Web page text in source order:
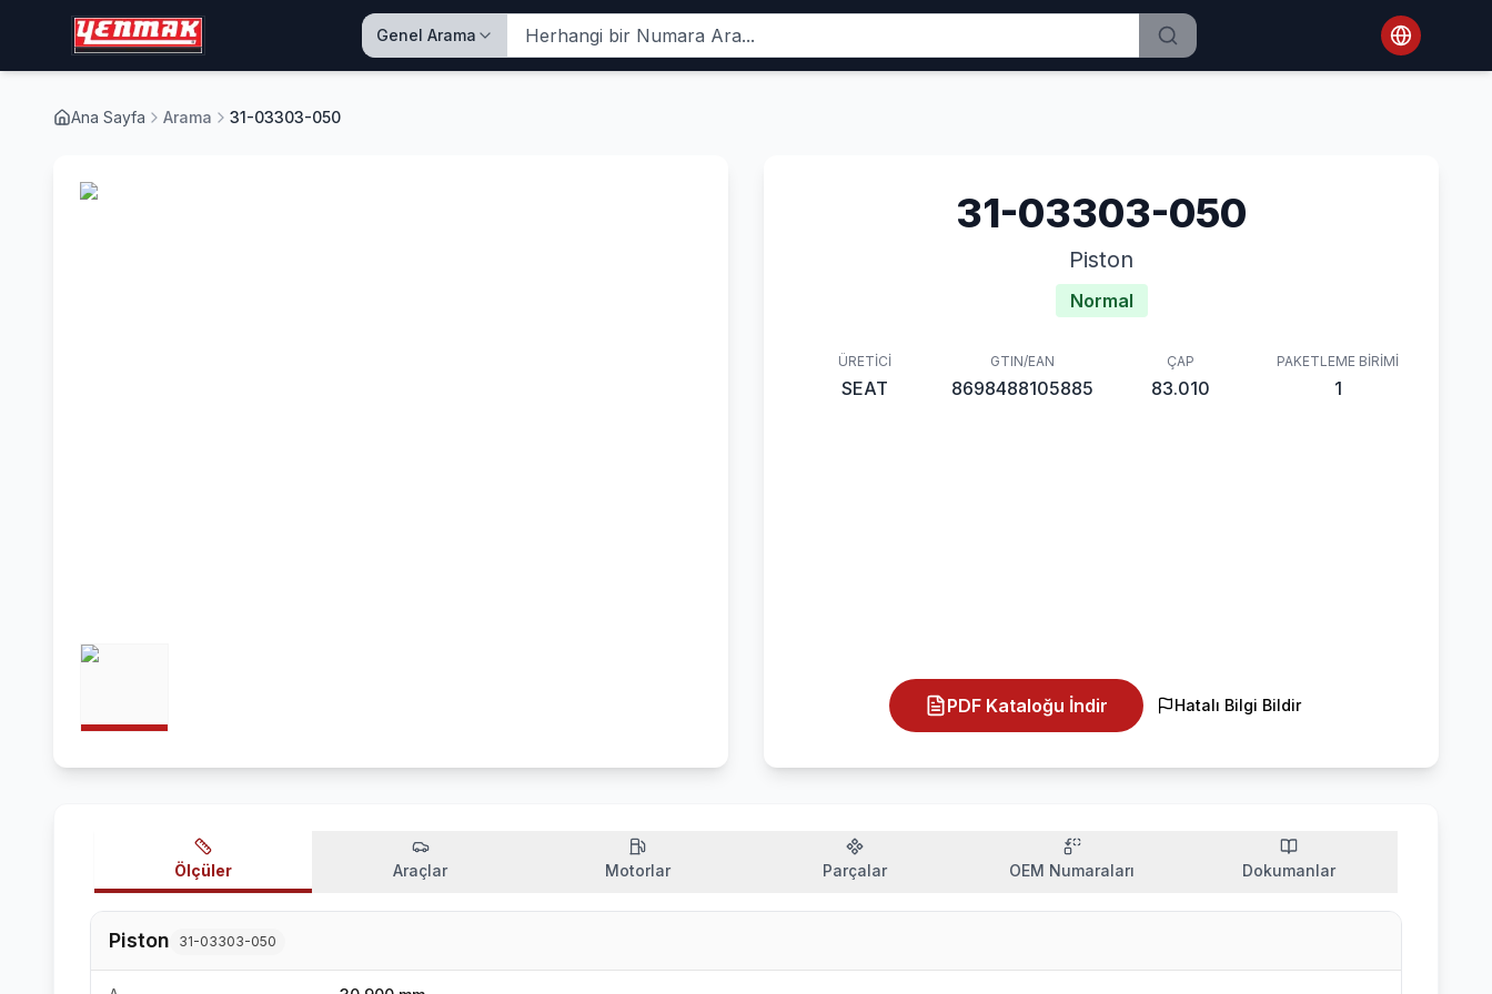
Genel Arama
Ana Sayfa Arama 31-03303-050
31-03303-050
Piston
Normal
ÜRETICI
SEAT
GTIN/EAN
8698488105885
ÇAP
83.010
PAKETLEME BIRIMI
1
PDF Kataloğu İndir Hatalı Bilgi Bildir
Ölçüler Araçlar Motorlar Parçalar OEM Numaraları Dokumanlar
Piston 31-03303-050